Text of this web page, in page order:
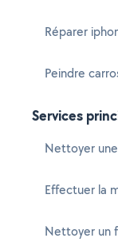
Réparer
Peindre
Services
Nettoyer
Effectuer la
Nettoyer un